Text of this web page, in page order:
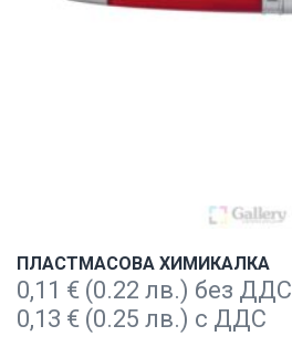
ПЛАСТМАСОВА ХИМИКАЛКА
0,11 € (0.22 лв.) без ДДС
0,13 € (0.25 лв.) с ДДС